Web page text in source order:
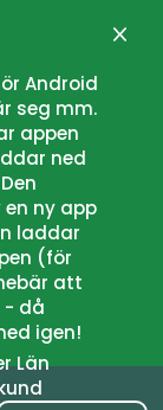
Android
seg mm.
appen
ned
ny app
laddar
(för
att
- då
igen!
Län